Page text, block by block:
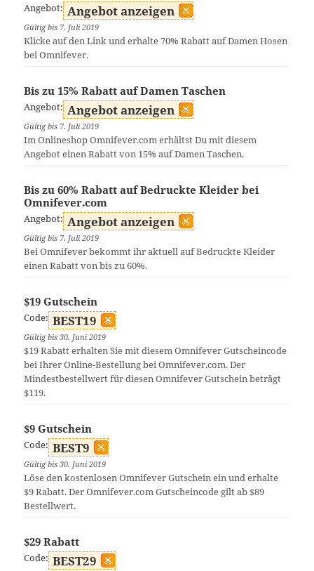
Angebot: Angebot anzeigen
Gültig bis 7. Juli 2019
Klicke auf den Link und erhalte 70% Rabatt auf Damen Hosen
bei Omnifever.
Bis zu 15% Rabatt auf Damen Taschen
Angebot: Angebot anzeigen
Gültig bis 7. Juli 2019
Im Onlineshop Omnifever.com erhältst Du mit diesem
Angebot einen Rabatt von 15% auf Damen Taschen.
Bis zu 60% Rabatt auf Bedruckte Kleider bei
Omnifever.com
Angebot: Angebot anzeigen
Gültig bis 7. Juli 2019
Bei Omnifever bekommt ihr aktuell auf Bedruckte Kleider
einen Rabatt von bis zu 60%.
$19 Gutschein
Code: BEST19
Gültig bis 30. Juni 2019
$19 Rabatt erhalten Sie mit diesem Omnifever Gutscheincode
bei Ihrer Online-Bestellung bei Omnifever.com. Der
Mindestbestellwert für diesen Omnifever Gutschein beträgt
$119.
$9 Gutschein
Code: BEST9
Gültig bis 30. Juni 2019
Löse den kostenlosen Omnifever Gutschein ein und erhalte
$9 Rabatt. Der Omnifever.com Gutscheincode gilt ab $89
Bestellwert.
$29 Rabatt
Code: BEST29